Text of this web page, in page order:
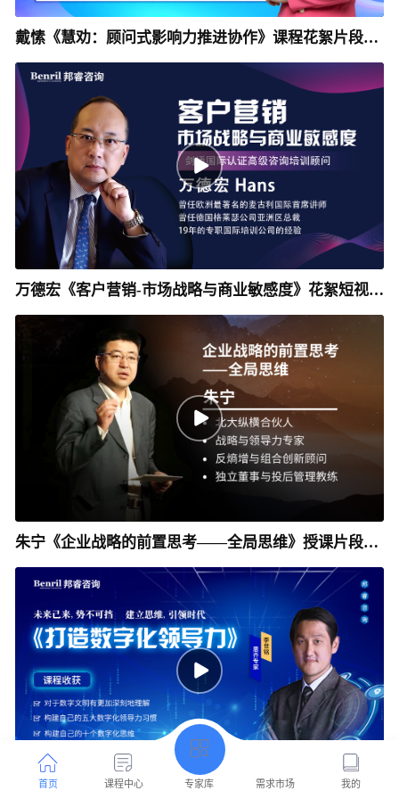
戴愫《慧劝：顾问式影响力推进协作》课程花絮片段_
邦睿咨询
万德宏《客户营销-市场战略与商业敏感度》花絮短视频
_邦睿咨询
朱宁《企业战略的前置思考——全局思维》授课片段__
邦睿咨询
首页 课程中心 专家库 需求市场 我的